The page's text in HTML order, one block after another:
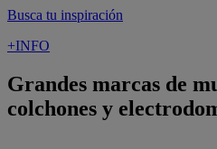
Busca tu inspiración
+INFO
Grandes marcas de
colchones y